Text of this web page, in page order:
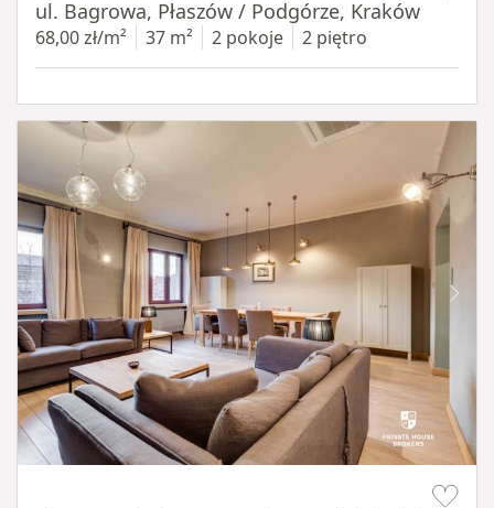
ul. Bagrowa, Płaszów / Podgórze, Kraków
68,00 zł/m² 37 m² 2 pokoje 2 piętro